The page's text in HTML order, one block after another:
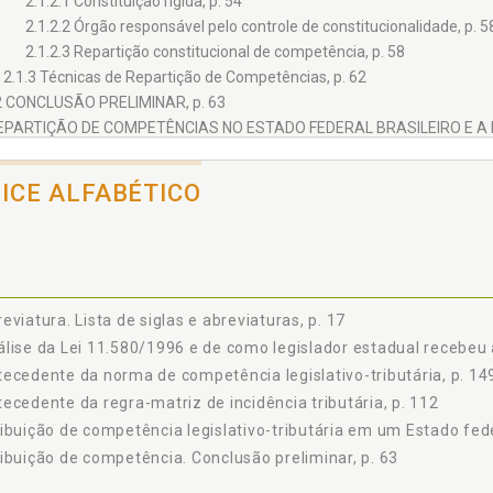
2.1.2.2 Órgão responsável pelo controle de constitucionalidade, p.
2.1.2.3 Repartição constitucional de competência, p. 58
2.1.3 Técnicas de Repartição de Competências, p. 62
CONCLUSÃO PRELIMINAR, p. 63
DE COMPETÊNCIAS NO ESTADO FEDERAL BRASILEIRO E
A FUNÇÃO DA LEI COMPLEMENTAR EM MATÉRIA TRIBUTÁRIA, p. 79
3.2.1 Considerações Iniciais, p. 79
II - E ENTÃO, PODEM OS ESTADOS LEGISLAREM INAUGURALMENTE
O "FIO DA MEADA", p. 99
TRIBUTÁRIA. SOBRE O QUE ESPECIFICAMENTE
INTRODUÇÃO, p. 103
NORMA JURÍDICA DE INCIDÊNCIA TRIBUTÁRIA. NOÇÕES GERAIS, p.
2.2.1 Antecedente da Regra-Matriz de Incidência Tributária, p. 112
2.2.1.1 Esclarecimentos preliminares. "Fato gerador" versus
2.2.1.2 Critério material, p. 117
ALFABÉTICO
Lista de siglas e abreviaturas, p. 17
da Lei 11.580/1996 e de como legislador estadual
da norma de competência legislativo-tributária, p.
da regra-matriz de incidência tributária, p. 112
de competência legislativo-tributária em um Estado
de competência. Conclusão preliminar, p. 63